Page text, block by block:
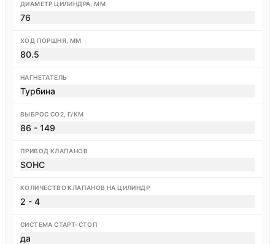
ДИАМЕТР ЦИЛИНДРА, ММ
76
ХОД ПОРШНЯ, ММ
80.5
НАГНЕТАТЕЛЬ
Турбина
ВЫБРОС CO2, Г/КМ
86 - 149
ПРИВОД КЛАПАНОВ
SOHC
КОЛИЧЕСТВО КЛАПАНОВ НА ЦИЛИНДР
2 - 4
СИСТЕМА СТАРТ-СТОП
да